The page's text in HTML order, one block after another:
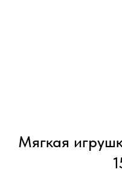
Мягкая